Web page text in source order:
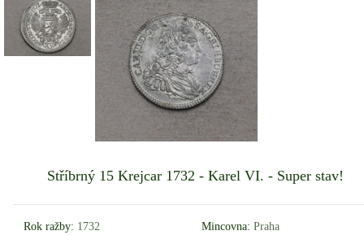
Stříbrný 15 Krejcar 1732 - Karel VI. - Super stav!
Rok ražby: 1732 Mincovna: Praha